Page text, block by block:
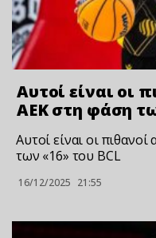
Αυτοί είναι οι
ΑΕΚ στη φάση
Αυτοί είναι οι
των «16» του BCL
16/12/2025 21:55